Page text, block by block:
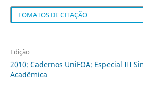
FOMATOS DE CITAÇÃO
Edição
2010: Cadernos UniFOA: Especial III
Acadêmica